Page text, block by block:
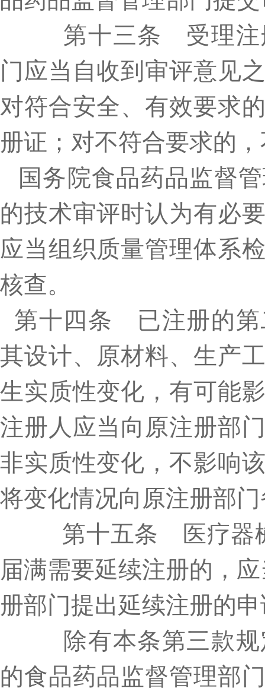
第十三条 受理注册
门应当自收到审评意见
对符合安全、有效要求
册证；对不符合要求的
国务院食品药品监督
的技术审评时认为有必
应当组织质量管理体系
核查。
第十四条 已注册的第
其设计、原材料、生产
生实质性变化，有可能
注册人应当向原注册部
非实质性变化，不影响
将变化情况向原注册部
第十五条 医疗器械
届满需要延续注册的，
册部门提出延续注册的
除有本条第三款规
的食品药品监督管理部